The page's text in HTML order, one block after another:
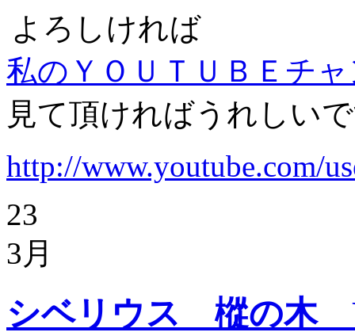
よろしければ
私のＹＯＵＴＵＢＥチ
見て頂ければうれしい
http://www.youtube.com/
23
3月
シベリウス 樅の木